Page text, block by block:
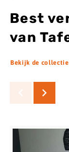
Best
van
Bekijk de collectie